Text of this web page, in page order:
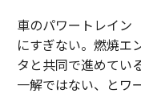
車のパワートレイン
にすぎない。燃焼エ
タと共同で進めてい
一解ではない、とワ